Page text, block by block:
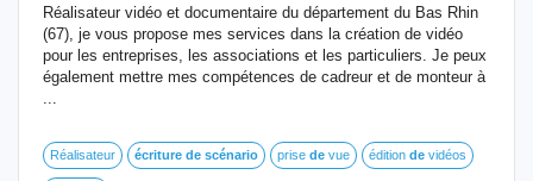
Réalisateur vidéo et documentaire du département du Bas Rhin
(67), je vous propose mes services dans la création de vidéo
pour les entreprises, les associations et les particuliers. Je peux
également mettre mes compétences de cadreur et de monteur à
...
Réalisateur écriture de scénario prise de vue édition de vidéos